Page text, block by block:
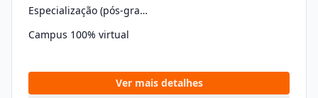
Especialização (pós-graduação)
Campus 100% virtual
Ver mais detalhes